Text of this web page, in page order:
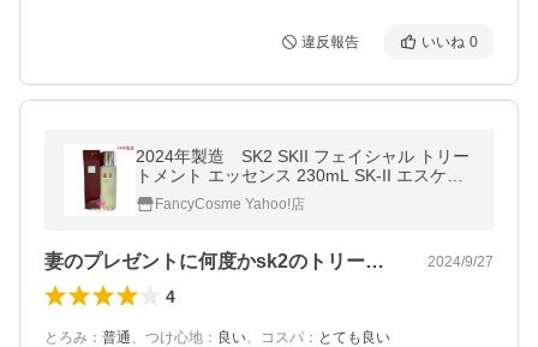
違反報告 いいね 0
2024年製造 SK2 SKII フェイシャル トリー
トメント エッセンス 230mL SK-II エスケー
ツーFancyCosme Yahoo!店
妻のプレゼントに何度かsk2のトリート… 2024/9/27
4
とろみ ： 普通、 つけ心地 ： 良い、 コスパ ： とても良い